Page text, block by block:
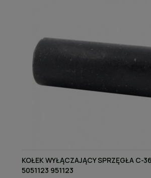
KOŁEK WYŁĄCZAJĄCY SPRZĘGŁA C-
5051123 951123